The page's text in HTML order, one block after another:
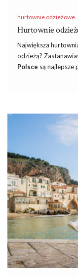
hurtownie odzieżowe
Hurtownie
Największa
odzieżą?
Polsce są najlepsze
Stacjonarne
hurtownie
Rynek odzieżowy w
sprostać
zawsze będą
odzieży to bardzo
naszym kraju.
regularnych dostaw
i możliwie